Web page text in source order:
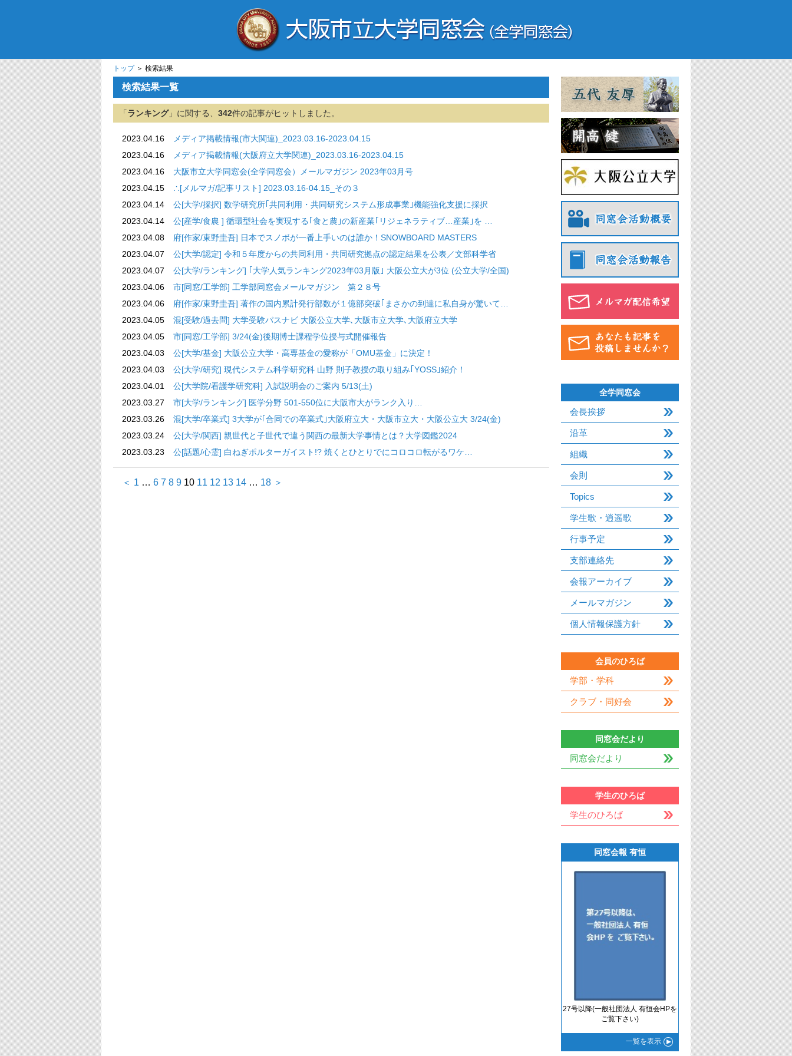
トップ＞ 検索結果
検索結果一覧
「 ランキング」に関する、 342件の記事がヒットしました。
2023.04.16
メディア掲載情報(市大関連)_2023.03.16-2023.04.15
2023.04.16
メディア掲載情報(大阪府立大学関連)_2023.03.16-2023.04.15
2023.04.16
大阪市立大学同窓会(全学同窓会）メールマガジン 2023年03月号
2023.04.15
∴[メルマガ/記事リスト] 2023.03.16-04.15_その３
2023.04.14
公[大学/採択] 数学研究所｢共同利用・共同研究システム形成事業｣機能強化支援に採択
2023.04.14
公[産学/食農 ] 循環型社会を実現する｢食と農｣の新産業｢リジェネラティブ…産業｣を …
2023.04.08
府[作家/東野圭吾] 日本でスノボが一番上手いのは誰か！SNOWBOARD MASTERS
2023.04.07
公[大学/認定] 令和５年度からの共同利用・共同研究拠点の認定結果を公表／文部科学省
2023.04.07
公[大学/ランキング] ｢大学人気ランキング2023年03月版｣ 大阪公立大が3位 (公立大学/全国)
2023.04.06
市[同窓/工学部] 工学部同窓会メールマガジン 第２８号
2023.04.06
府[作家/東野圭吾] 著作の国内累計発行部数が１億部突破｢まさかの到達に私自身が驚いて…
2023.04.05
混[受験/過去問] 大学受験パスナビ 大阪公立大学､大阪市立大学､大阪府立大学
2023.04.05
市[同窓/工学部] 3/24(金)後期博士課程学位授与式開催報告
2023.04.03
公[大学/基金] 大阪公立大学・高専基金の愛称が「OMU基金」に決定！
2023.04.03
公[大学/研究] 現代システム科学研究科 山野 則子教授の取り組み｢YOSS｣紹介！
2023.04.01
公[大学院/看護学研究科] 入試説明会のご案内 5/13(土)
2023.03.27
市[大学/ランキング] 医学分野 501-550位に大阪市大がランク入り…
2023.03.26
混[大学/卒業式] 3大学が｢合同での卒業式｣大阪府立大・大阪市立大・大阪公立大 3/24(金)
2023.03.24
公[大学/関西] 親世代と子世代で違う関西の最新大学事情とは？大学図鑑2024
2023.03.23
公[話題/心霊] 白ねぎポルターガイスト!? 焼くとひとりでにコロコロ転がるワケ…
＜ 1 … 6 7 8 9 10 11 12 13 14 … 18 ＞
全学同窓会
会長挨拶
沿革
組織
会則
Topics
学生歌・逍遥歌
行事予定
支部連絡先
会報アーカイブ
メールマガジン
個人情報保護方針
会員のひろば
学部・学科
クラブ・同好会
同窓会だより
同窓会だより
学生のひろば
学生のひろば
同窓会報 有恒
27号以降(一般社団法人 有恒会HPを
ご覧下さい)
一覧を表示